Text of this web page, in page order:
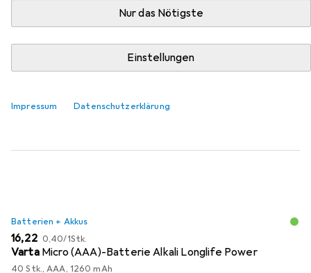
Nur das Nötigste
Einstellungen
Impressum Datenschutzerklärung
MENGENRABATT
EUR
11,29 bei 3 Stück 0,48/1Stk.
Batterien + Akkus
EUR
16,22 EUR
0,40/1Stk.
Varta Micro (AAA)-Batterie Alkali Longlife Power
40 Stk., AAA, 1260 mAh